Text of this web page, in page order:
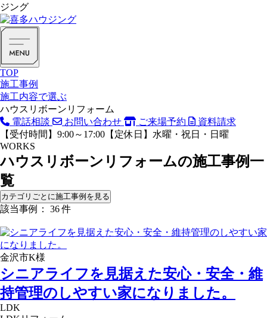
ジング
TOP
施工事例
施工内容で選ぶ
ハウスリボーンリフォーム
電話相談
お問い合わせ ご来場予約
資料請求
【受付時間】9:00～17:00【定休日】水曜・祝日・日曜
WORKS
ハウスリボーンリフォームの施工事例一
覧
カテゴリごとに施工事例を見る
該当事例： 36 件
金沢市K様
シニアライフを見据えた安心・安全・維
持管理のしやすい家になりました。
LDK